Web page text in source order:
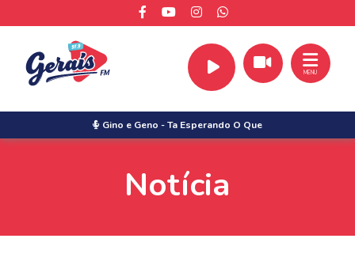
Gino e Geno -Ta Esperando O Que
MENU
Notícia